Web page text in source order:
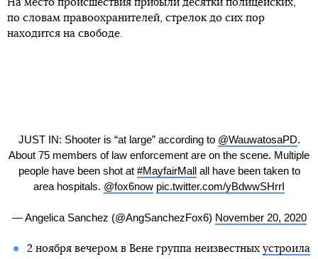
На место происшествия прибыли десятки полицейских,
по словам правоохранителей, стрелок до сих пор
находится на свободе.
JUST IN: Shooter is “at large” according to @WauwatosaPD.
About 75 members of law enforcement are on the scene. Multiple
people have been shot at #MayfairMallall have been taken to
area hospitals. @fox6now pic.twitter.com/yBdwwSHrrI
— Angelica Sanchez (@AngSanchezFox6) November 20, 2020
2 ноября вечером в Вене группа неизвестных устроила